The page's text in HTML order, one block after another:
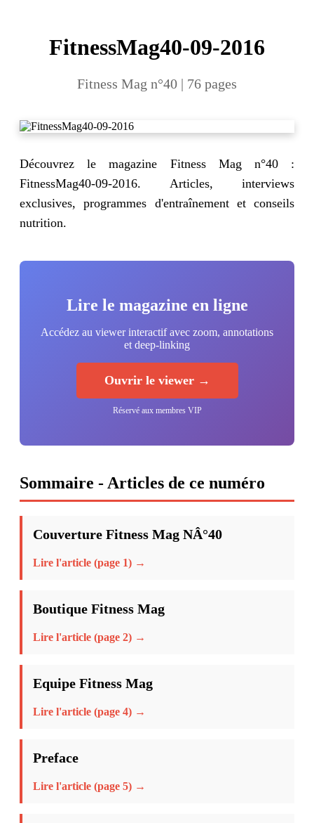
FitnessMag40-09-2016
Fitness Mag n°40 | 76 pages
Découvrez le magazine Fitness Mag n°40 :
FitnessMag40-09-2016. Articles, interviews
exclusives, programmes d'entraînement et conseils
nutrition.
Lire le magazine en ligne
Accédez au viewer interactif avec zoom, annotations
et deep-linking
Ouvrir le viewer →
Réservé aux membres VIP
Sommaire - Articles de ce numéro
Couverture Fitness Mag NÂ°40
Lire l'article (page 1) →
Boutique Fitness Mag
Lire l'article (page 2) →
Equipe Fitness Mag
Lire l'article (page 4) →
Preface
Lire l'article (page 5) →